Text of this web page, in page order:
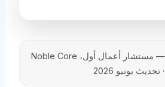
— مستشار أعمال أول، Noble Core
· تحديث يونيو 2026